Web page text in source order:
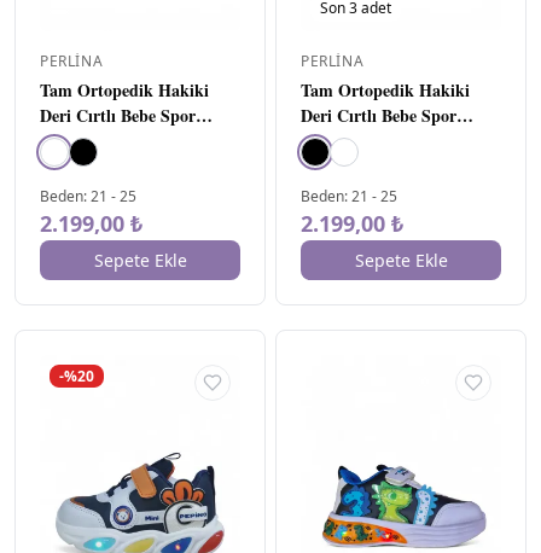
PERLINA
Tam Ortopedik Hakiki
Deri Cırtlı Bebe Spor
Ayakkabı Beyaz
Beden:21 -25
2.199,00 ₺
Sepete Ekle
Son3adet
PERLINA
Tam Ortopedik Hakiki
Deri Cırtlı Bebe Spor
Ayakkabı Siyah
Beden:21 -25
2.199,00 ₺
Sepete Ekle
-%20